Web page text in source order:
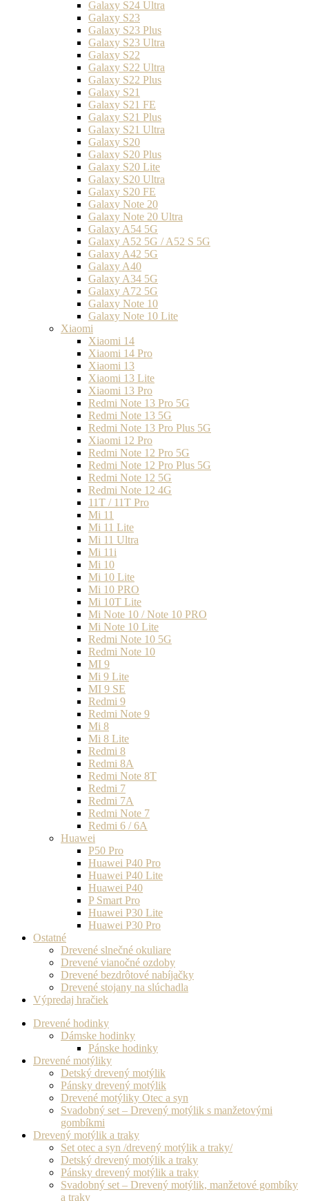
Galaxy S24 Ultra
Galaxy S23
Galaxy S23 Plus
Galaxy S23 Ultra
Galaxy S22
Galaxy S22 Ultra
Galaxy S22 Plus
Galaxy S21
Galaxy S21 FE
Galaxy S21 Plus
Galaxy S21 Ultra
Galaxy S20
Galaxy S20 Plus
Galaxy S20 Lite
Galaxy S20 Ultra
Galaxy S20 FE
Galaxy Note 20
Galaxy Note 20 Ultra
Galaxy A54 5G
Galaxy A52 5G / A52 S 5G
Galaxy A42 5G
Galaxy A40
Galaxy A34 5G
Galaxy A72 5G
Galaxy Note 10
Galaxy Note 10 Lite
Xiaomi
Xiaomi 14
Xiaomi 14 Pro
Xiaomi 13
Xiaomi 13 Lite
Xiaomi 13 Pro
Redmi Note 13 Pro 5G
Redmi Note 13 5G
Redmi Note 13 Pro Plus 5G
Xiaomi 12 Pro
Redmi Note 12 Pro 5G
Redmi Note 12 Pro Plus 5G
Redmi Note 12 5G
Redmi Note 12 4G
11T / 11T Pro
Mi 11
Mi 11 Lite
Mi 11 Ultra
Mi 11i
Mi 10
Mi 10 Lite
Mi 10 PRO
Mi 10T Lite
Mi Note 10 / Note 10 PRO
Mi Note 10 Lite
Redmi Note 10 5G
Redmi Note 10
MI 9
Mi 9 Lite
MI 9 SE
Redmi 9
Redmi Note 9
Mi 8
Mi 8 Lite
Redmi 8
Redmi 8A
Redmi Note 8T
Redmi 7
Redmi 7A
Redmi Note 7
Redmi 6 / 6A
Huawei
P50 Pro
Huawei P40 Pro
Huawei P40 Lite
Huawei P40
P Smart Pro
Huawei P30 Lite
Huawei P30 Pro
Ostatné
Drevené slnečné okuliare
Drevené vianočné ozdoby
Drevené bezdrôtové nabíjačky
Drevené stojany na slúchadla
Výpredaj hračiek
Drevené hodinky
Dámske hodinky
Pánske hodinky
Drevené motýliky
Detský drevený motýlik
Pánsky drevený motýlik
Drevené motýliky Otec a syn
Svadobný set – Drevený motýlik s manžetovými
gombíkmi
Drevený motýlik a traky
Set otec a syn /drevený motýlik a traky/
Detský drevený motýlik a traky
Pánsky drevený motýlik a traky
Svadobný set – Drevený motýlik, manžetové gombíky
a traky